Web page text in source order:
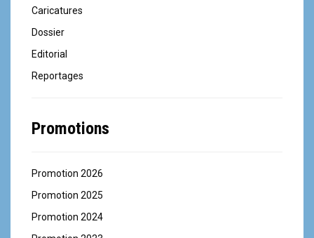
Caricatures
Dossier
Editorial
Reportages
Promotions
Promotion 2026
Promotion 2025
Promotion 2024